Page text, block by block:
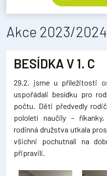
Akce 2023/2024
BESÍDKA V 1. C
29.2. jsme u příležitosti
uspořádali besídku pro
počtu. Děti předvedly
pololetí naučily –
rodinná družstva utkala
všichni pochutnali na
připravili.